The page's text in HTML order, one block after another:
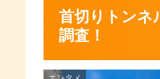
首切りトンネ
調査！